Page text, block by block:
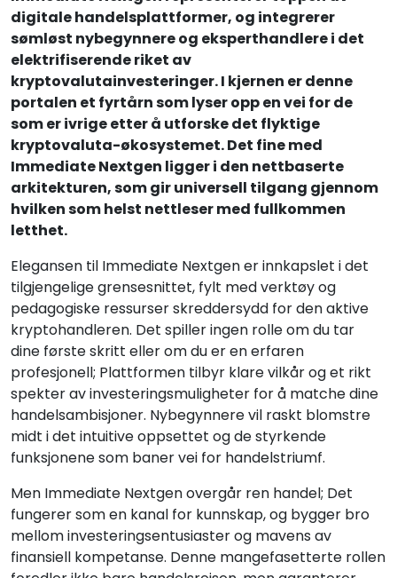
digitale handelsplattformer, og integrerer
sømløst nybegynnere og eksperthandlere i det
elektrifiserende riket av
kryptovalutainvesteringer. I kjernen er denne
portalen et fyrtårn som lyser opp en vei for de
som er ivrige etter å utforske det flyktige
kryptovaluta-økosystemet. Det fine med
Immediate Nextgen ligger i den nettbaserte
arkitekturen, som gir universell tilgang gjennom
hvilken som helst nettleser med fullkommen
letthet.
Elegansen til Immediate Nextgen er innkapslet i det
tilgjengelige grensesnittet, fylt med verktøy og
pedagogiske ressurser skreddersydd for den aktive
kryptohandleren. Det spiller ingen rolle om du tar
dine første skritt eller om du er en erfaren
profesjonell; Plattformen tilbyr klare vilkår og et rikt
spekter av investeringsmuligheter for å matche dine
handelsambisjoner. Nybegynnere vil raskt blomstre
midt i det intuitive oppsettet og de styrkende
funksjonene som baner vei for handelstriumf.
Men Immediate Nextgen overgår ren handel; Det
fungerer som en kanal for kunnskap, og bygger bro
mellom investeringsentusiaster og mavens av
finansiell kompetanse. Denne mangefasetterte rollen